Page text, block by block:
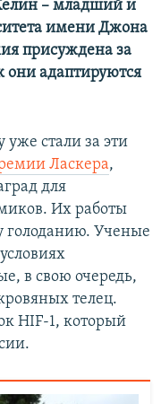
– младший и
имени Джона
присуждена за
они адаптируются
уже стали за эти
Ласкера,
для
Их работы
голоданию. Ученые
в свою очередь,
телец.
HIF-1, который